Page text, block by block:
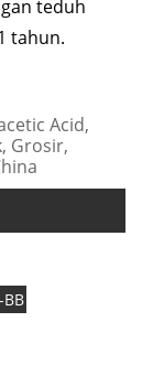
teduh
tahun.
Acid,
Grosir,
BB